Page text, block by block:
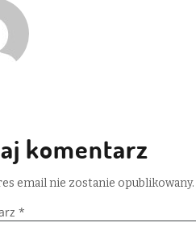
komentarz
email nie zostanie opublikowany.
*